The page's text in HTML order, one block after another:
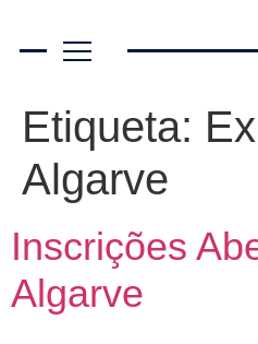
Etiqueta:
Algarve
Inscrições
Algarve